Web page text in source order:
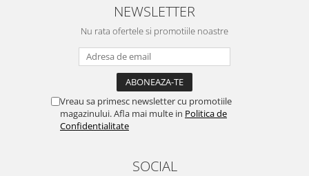
NEWSLETTER
Nu rata ofertele si promotiile noastre
Vreau sa primesc newsletter cu promotiile
magazinului. Afla mai multe in Politica de
Confidentialitate
SOCIAL